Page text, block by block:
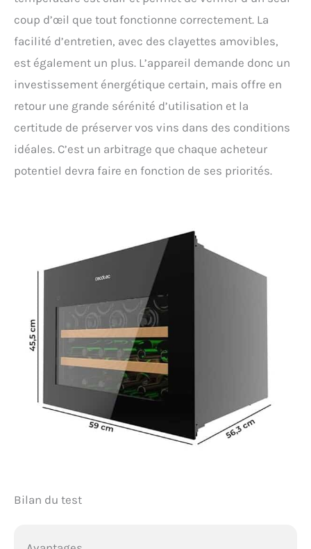
coup d’œil que tout fonctionne correctement. La
facilité d’entretien, avec des clayettes amovibles,
est également un plus. L’appareil demande donc un
investissement énergétique certain, mais offre en
retour une grande sérénité d’utilisation et la
certitude de préserver vos vins dans des conditions
idéales. C’est un arbitrage que chaque acheteur
potentiel devra faire en fonction de ses priorités.
Bilan du test